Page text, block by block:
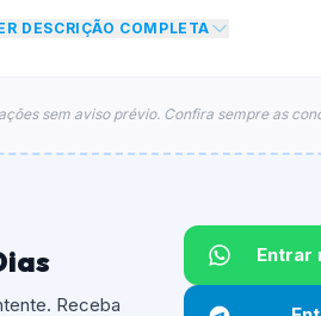
dará um desconto de 18% no total
de teto máximo para esse cupom.
DESCRIÇÃO COMPLETA
sem aviso prévio. Confira sempre as
Receba
Entrar